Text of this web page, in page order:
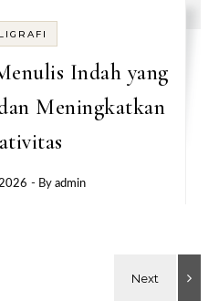
Indah yang
Meningkatkan
- Byadmin